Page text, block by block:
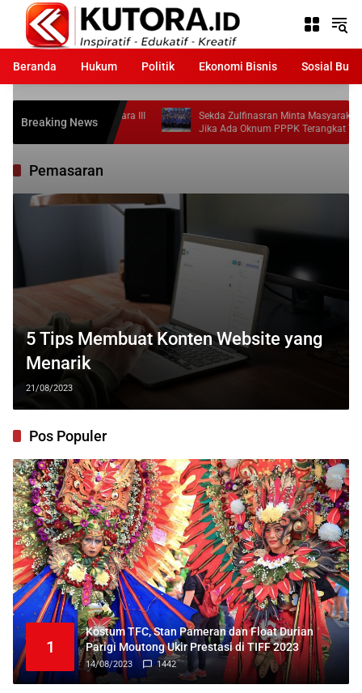
Langsung
konten
Beranda
Hukum Politik Ekonomi Bisnis Sosial
Breaking News
Raih Juara III
Sekda Zulfinasran Minta Masyarakat Laporkan
Jika Ada Oknum PPPK Terangkat Tidak Sesuai
Ketentuan
Pemasaran
5 Tips Membuat Konten Website yang
Menarik
21/08/2023
Pos Populer
1
Kostum TFC, Stan Pameran dan Float Durian
Parigi Moutong Ukir Prestasi di TIFF 2023
14/08/2023 1442